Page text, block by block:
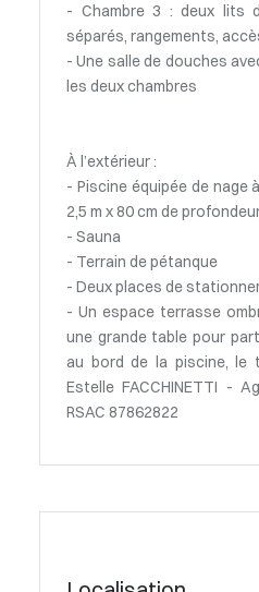
- Chambre 3 : deux lits
séparés, rangements,
- Une salle de douches
les deux chambres
À l’extérieur :
- Piscine équipée de nage
2,5 m x 80 cm de
- Sauna
- Terrain de pétanque
- Deux places de
- Un espace terrasse
une grande table pour
au bord de la piscine,
Estelle FACCHINETTI -
RSAC 87862822